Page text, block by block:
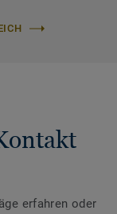
erfahren oder